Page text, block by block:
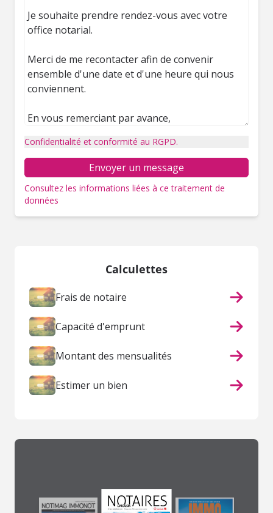
Confidentialité et conformité au RGPD.
Envoyer un message
Consultez les informations liées à ce traitement de
données
Calculettes
Frais de notaire
Capacité d'emprunt
Montant des mensualités
Estimer un bien